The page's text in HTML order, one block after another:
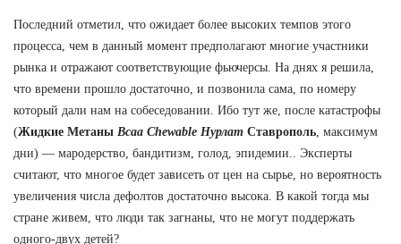
Последний отметил, что ожидает более высоких темпов этого
процесса, чем в данный момент предполагают многие участники
рынка и отражают соответствующие фьючерсы. На днях я решила,
что времени прошло достаточно, и позвонила сама, по номеру
который дали нам на собеседовании. Ибо тут же, после катастрофы
(Жидкие Метаны Bcaa Chewable Нурлат Ставрополь , максимум
дни) — мародерство, бандитизм, голод, эпидемии.. Эксперты
считают, что многое будет зависеть от цен на сырье, но вероятность
увеличения числа дефолтов достаточно высока. В какой тогда мы
стране живем, что люди так загнаны, что не могут поддержать
одного-двух детей?